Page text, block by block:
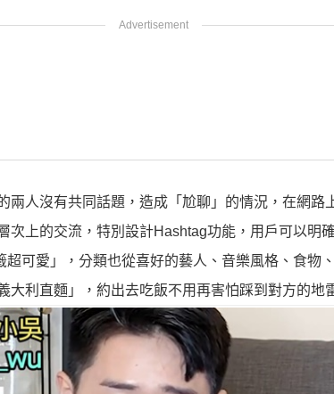
兩人沒有共同話題，造成「尬聊」的情況，在網路
次上的交流，特別設計Hashtag功能，用戶可以明
可愛」，分類也從喜好的藝人、音樂風格、食物
大利直麵」，約出去吃飯不用再害怕踩到對方的地